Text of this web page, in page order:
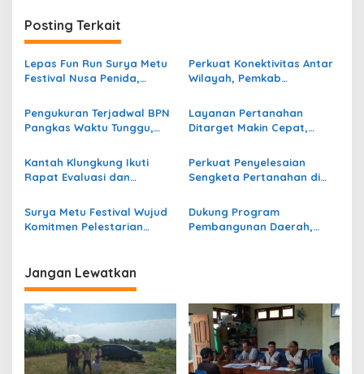
a
s
i
o
Posting Terkait
Lepas Fun Run Surya Metu
Festival Nusa Penida,
Promisi Pariwisata
Perkuat Konektivitas Antar
Wilayah, Pemkab
Jalan Sampalan–
Toyapakeh
Pengukuran Terjadwal BPN
Pangkas Waktu Tunggu,
Layanan Pertanahan Lebih
Pasti
Layanan Pertanahan
Ditarget Makin Cepat,
Kolaborasi Pemda dan
PPAT
Kantah Klungkung Ikuti
Rapat Evaluasi dan
Perkuat Penyelesaian
Sengketa Pertanahan di
Klungkung Gelar Penelitian
Lapangan
Surya Metu Festival Wujud
Komitmen Pelestarian
Dukung Program
Pembangunan Daerah,
Jangan Lewatkan